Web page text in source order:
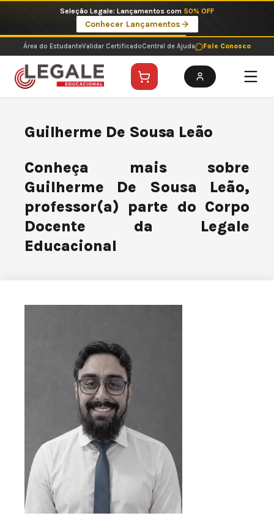
o
conteúdo
Seleção Legale: Lançamentos com 50% OFF
Conhecer Lançamentos
Área do EstudanteValidar CertificadoCentral de Ajuda Fale Conosco
Guilherme De Sousa Leão
Conheça mais sobre
Guilherme De Sousa Leão,
professor(a) parte do Corpo
Docente da Legale
Educacional